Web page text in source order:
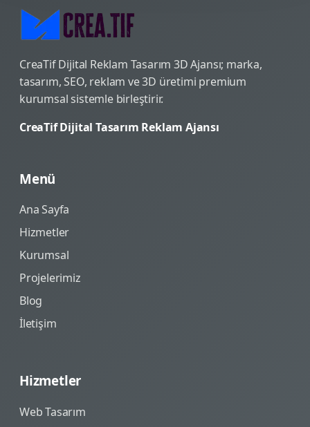
CreaTif Dijital Reklam Tasarım 3D Ajansı; marka,
tasarım, SEO, reklam ve 3D üretimi premium
kurumsal sistemle birleştirir.
CreaTif Dijital Tasarım Reklam Ajansı
Menü
Ana Sayfa
Hizmetler
Kurumsal
Projelerimiz
Blog
İletişim
Hizmetler
Web Tasarım